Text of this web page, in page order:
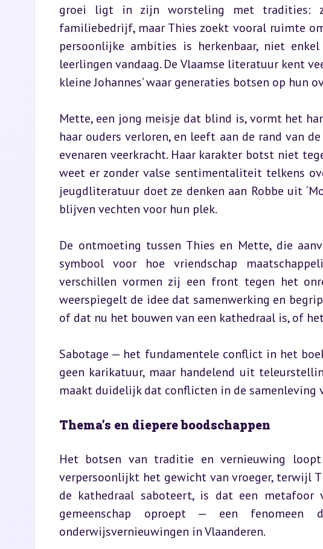
groei ligt in zijn worsteling met tradities:
familiebedrijf, maar Thies zoekt vooral ruimte
persoonlijke ambities is herkenbaar, niet
leerlingen vandaag. De Vlaamse literatuur kent
kleine Johannes’ waar generaties botsen op hun
Mette, een jong meisje dat blind is, vormt het
haar ouders verloren, en leeft aan de rand van
evenaren veerkracht. Haar karakter botst niet
weet er zonder valse sentimentaliteit telkens
jeugdliteratuur doet ze denken aan Robbe uit
blijven vechten voor hun plek.
De ontmoeting tussen Thies en Mette, die
symbool voor hoe vriendschap
verschillen vormen zij een front tegen het
weerspiegelt de idee dat samenwerking en
of dat nu het bouwen van een kathedraal is, of
Sabotage — het fundamentele conflict in het
geen karikatuur, maar handelend uit
maakt duidelijk dat conflicten in de samenleving
Thema’s en diepere boodschappen
Het botsen van traditie en vernieuwing
verpersoonlijkt het gewicht van vroeger, terwijl
de kathedraal saboteert, is dat een
gemeenschap oproept — een
onderwijsvernieuwingen in Vlaanderen.